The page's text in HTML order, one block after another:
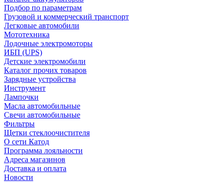
Подбор по параметрам
Грузовой и коммерческий транспорт
Легковые автомобили
Мототехника
Лодочные электромоторы
ИБП (UPS)
Детские электромобили
Каталог прочих товаров
Зарядные устройства
Инструмент
Лампочки
Масла автомобильные
Свечи автомобильные
Фильтры
Щетки стеклоочистителя
О сети Катод
Программа лояльности
Адреса магазинов
Доставка и оплата
Новости